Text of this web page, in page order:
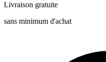
Livraison gratuite
sans minimum d'achat